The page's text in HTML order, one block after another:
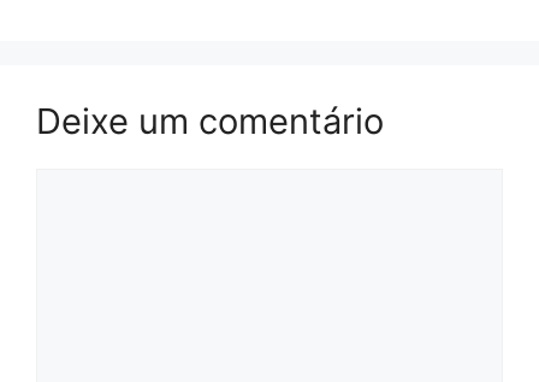
Deixe um comentário